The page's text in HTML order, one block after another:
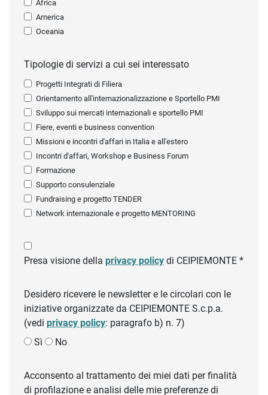
Africa
America
Oceania
Tipologie di servizi a cui sei interessato
Progetti Integrati di Filiera
Orientamento all'internazionalizzazione e Sportello PMI
Sviluppo sui mercati internazionali e sportello PMI
Fiere, eventi e business convention
Missioni e incontri d'affari in Italia e all'estero
Incontri d'affari, Workshop e Business Forum
Formazione
Supporto consulenziale
Fundraising e progetto TENDER
Network internazionale e progetto MENTORING
Presa visione della privacy policy di CEIPIEMONTE *
Desidero ricevere le newsletter e le circolari con le
iniziative organizzate da CEIPIEMONTE S.c.p.a.
(vedi privacy policy: paragrafo b) n. 7)
Sì
No
Acconsento al trattamento dei miei dati per finalità
di profilazione e analisi delle mie preferenze di